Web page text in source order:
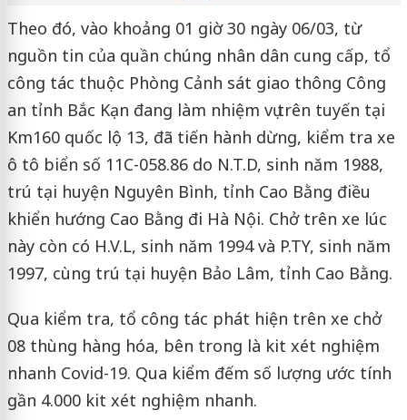
Theo đó, vào khoảng 01 giờ 30 ngày 06/03, từ
nguồn tin của quần chúng nhân dân cung cấp, tổ
công tác thuộc Phòng Cảnh sát giao thông Công
an tỉnh Bắc Kạn đang làm nhiệm vụ trên tuyến tại
Km160 quốc lộ 13, đã tiến hành dừng, kiểm tra xe
ô tô biển số 11C-058.86 do N.T.D, sinh năm 1988,
trú tại huyện Nguyên Bình, tỉnh Cao Bằng điều
khiển hướng Cao Bằng đi Hà Nội. Chở trên xe lúc
này còn có H.V.L, sinh năm 1994 và P.TY, sinh năm
1997, cùng trú tại huyện Bảo Lâm, tỉnh Cao Bằng.
Qua kiểm tra, tổ công tác phát hiện trên xe chở
08 thùng hàng hóa, bên trong là kit xét nghiệm
nhanh Covid-19. Qua kiểm đếm số lượng ước tính
gần 4.000 kit xét nghiệm nhanh.